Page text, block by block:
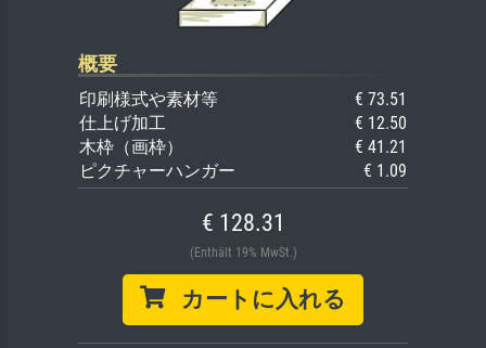
概要
印刷様式や素材等
€ 73.51
仕上げ加工
€ 12.50
木枠（画枠）
€ 41.21
ピクチャーハンガー
€ 1.09
€ 128.31
(Enthält 19% MwSt.)
カートに入れる